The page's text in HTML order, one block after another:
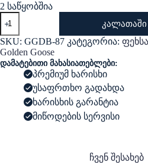
2 საწყობშია
რაოდენობა:
Golden
Goose
color
White
/Gold
Sneakers
კალათაში
SKU: GGDB-87 კატეგორია:
Golden Goose
დამატებითი მახასიათებლები:
პრემიუმ ხარისხი
უსაფრთხო გადახდა
ხარისხის გარანტია
მიწოდების სერვისი
ჩვენ შესახებ